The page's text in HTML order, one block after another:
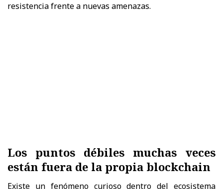
resistencia frente a nuevas amenazas.
Los puntos débiles muchas veces
están fuera de la propia blockchain
Existe un fenómeno curioso dentro del ecosistema